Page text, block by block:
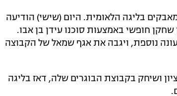
בליגה הלאומית. היום (שישי) הודיעה
חופשי באמצעות סוכנו עידן בן אבו.
אופציה לעונה נוספת, ויגבה את אגף שמאל של הקבוצה
לציון ושיחק בקבוצת הבוגרים שלה, דאז בליגה